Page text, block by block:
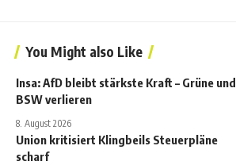
You Might also Like
Insa: AfD bleibt stärkste Kraft – Grüne und
BSW verlieren
8. August 2026
Union kritisiert Klingbeils Steuerpläne
scharf